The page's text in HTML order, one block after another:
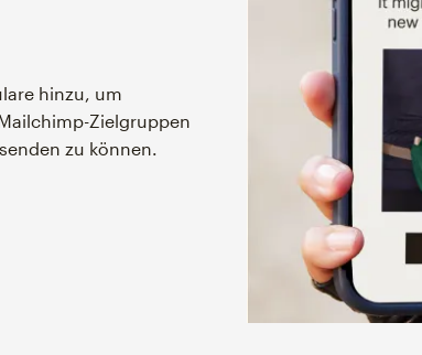
hinzu, um
Zielgruppen
zu können.